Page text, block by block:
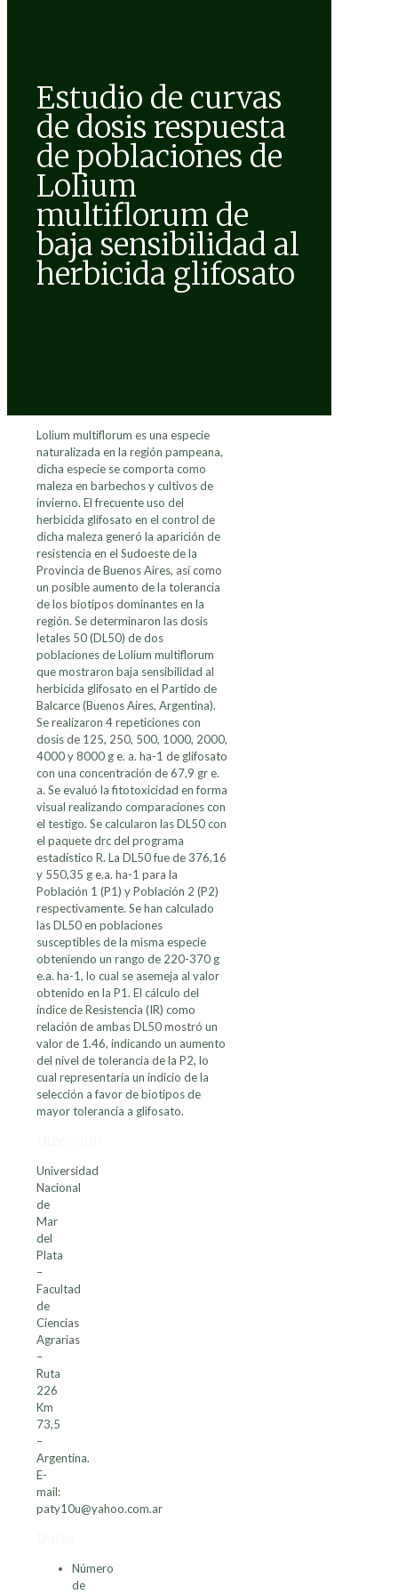
Estudio de curvas
de dosis respuesta
de poblaciones de
Lolium
multiflorum de
baja sensibilidad al
herbicida glifosato
Lolium multiflorum es una especie
naturalizada en la región pampeana,
dicha especie se comporta como
maleza en barbechos y cultivos de
invierno. El frecuente uso del
herbicida glifosato en el control de
dicha maleza generó la aparición de
resistencia en el Sudoeste de la
Provincia de Buenos Aires, así como
un posible aumento de la tolerancia
de los biotipos dominantes en la
región. Se determinaron las dosis
letales 50 (DL50) de dos
poblaciones de Lolium multiflorum
que mostraron baja sensibilidad al
herbicida glifosato en el Partido de
Balcarce (Buenos Aires, Argentina).
Se realizaron 4 repeticiones con
dosis de 125, 250, 500, 1000, 2000,
4000 y 8000 g e. a. ha-1 de glifosato
con una concentración de 67,9 gr e.
a. Se evaluó la fitotoxicidad en forma
visual realizando comparaciones con
el testigo. Se calcularon las DL50 con
el paquete drc del programa
estadístico R. La DL50 fue de 376,16
y 550,35 g e.a. ha-1 para la
Población 1 (P1) y Población 2 (P2)
respectivamente. Se han calculado
las DL50 en poblaciones
susceptibles de la misma especie
obteniendo un rango de 220-370 g
e.a. ha-1, lo cual se asemeja al valor
obtenido en la P1. El cálculo del
índice de Resistencia (IR) como
relación de ambas DL50 mostró un
valor de 1.46, indicando un aumento
del nivel de tolerancia de la P2, lo
cual representaría un indicio de la
selección a favor de biotipos de
mayor tolerancia a glifosato.
Universidad
Nacional
de
Mar
del
Plata
–
Facultad
de
Ciencias
Agrarias
–
Ruta
226
Km
73,5
–
Argentina.
E-
mail:
paty10u@yahoo.com.ar
Número
de